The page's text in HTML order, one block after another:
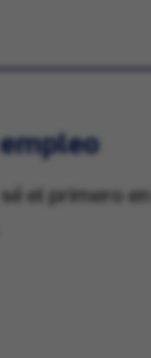
el primero en